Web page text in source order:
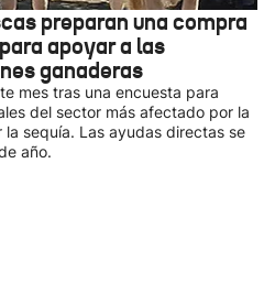
preparan una compra
apoyar a las
ganaderas
mes tras una encuesta para
del sector más afectado por la
sequía. Las ayudas directas se
año.